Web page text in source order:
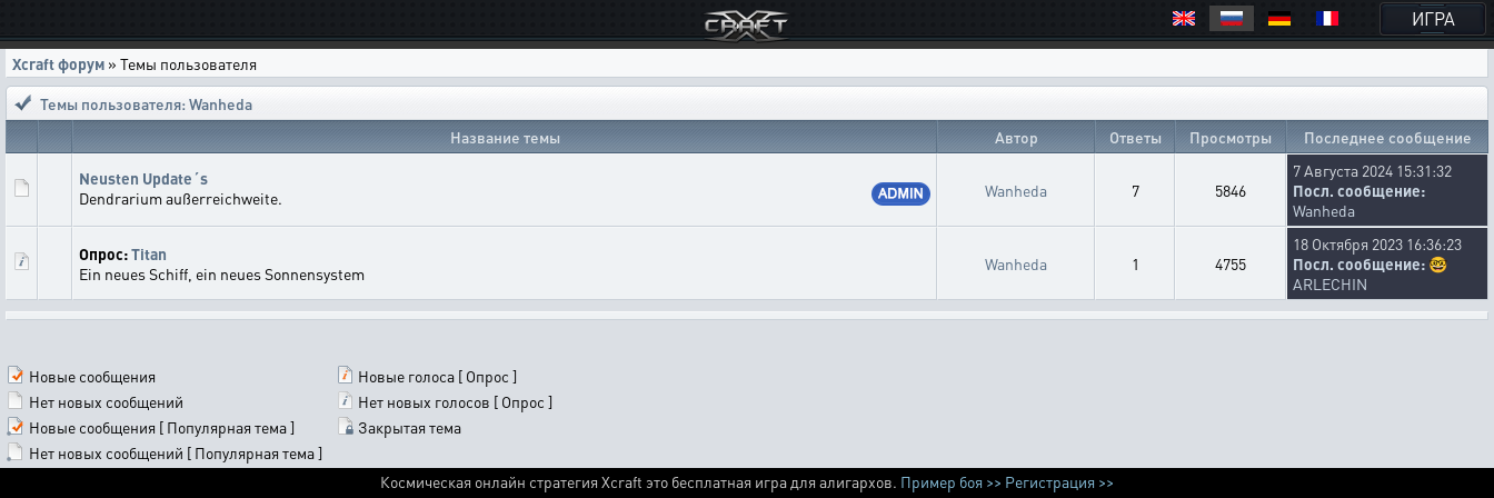
ИГРА
Xcraft форум » Темы пользователя
Темы пользователя: Wanheda
Название темы
Автор Ответы Просмотры Последнее сообщение
Neusten Update´s
Dendrarium außerreichweite.
Wanheda 7 5846
7 Августа 2024 15:31:32
Посл. сообщение:
Wanheda
Опрос:Titan
Ein neues Schiff, ein neues Sonnensystem
Wanheda 1 4755
18 Октября 2023 16:36:23
Посл. сообщение: 🤓
ARLECHIN
Новые сообщения
Новые голоса [ Опрос ]
Нет новых сообщений
Нет новых голосов [ Опрос ]
Новые сообщения [ Популярная тема ]
Закрытая тема
Нет новых сообщений [ Популярная тема ]
Космическая онлайн стратегия Xcraft это бесплатная игра для алигархов. Пример боя >> Регистрация >>